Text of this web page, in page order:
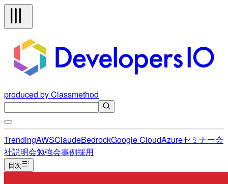
produced by Classmethod
TrendingAWSClaudeBedrockGoogle CloudAzureセミナー会
社説明会勉強会事例採用
目次